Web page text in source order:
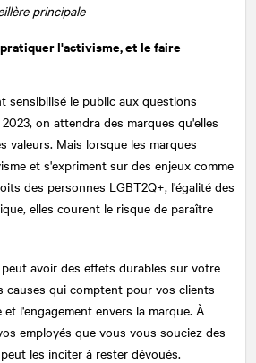
principale
l'activisme, et le faire
sensibilisé le public aux questions
on attendra des marques qu'elles
valeurs. Mais lorsque les marques
et s'expriment sur des enjeux comme
des personnes LGBT2Q+, l'égalité des
elles courent le risque de paraître
avoir des effets durables sur votre
causes qui comptent pour vos clients
l'engagement envers la marque. À
employés que vous vous souciez des
les inciter à rester dévoués.